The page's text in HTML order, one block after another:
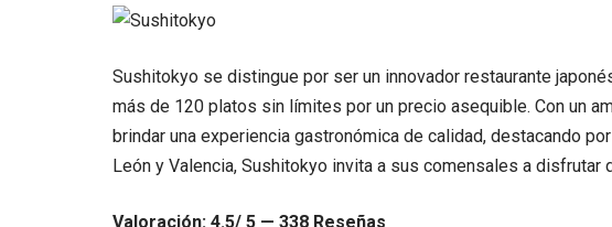
Sushitokyo se distingue por ser un innovador restaurante
más de 120 platos sin límites por un precio asequible. Con un
brindar una experiencia gastronómica de calidad, destacando
León y Valencia, Sushitokyo invita a sus comensales a
Valoración: 4.5/ 5 — 338 Reseñas